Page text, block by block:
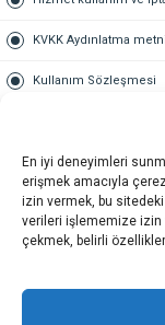
En iyi deneyimleri
erişmek amacıyla
izin vermek, bu
verileri işlememize izin
çekmek, belirli
KVKK Aydınlatma metni
Kullanım Sözleşmesi
Gold üyelik nedir
Kariyer